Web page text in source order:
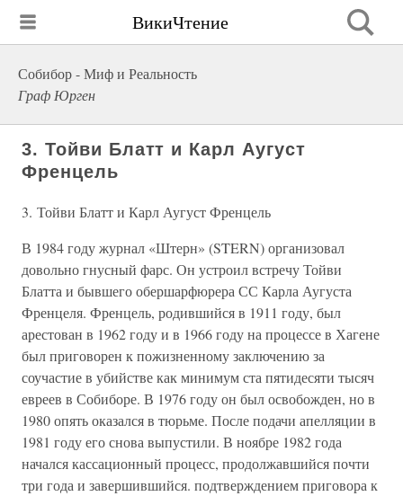
ВикиЧтение
Собибор - Миф и Реальность
Граф Юрген
3. Тойви Блатт и Карл Аугуст
Френцель
3. Тойви Блатт и Карл Аугуст Френцель
В 1984 году журнал «Штерн» (STERN) организовал
довольно гнусный фарс. Он устроил встречу Тойви
Блатта и бывшего обершарфюрера СС Карла Аугуста
Френцеля. Френцель, родившийся в 1911 году, был
арестован в 1962 году и в 1966 году на процессе в Хагене
был приговорен к пожизненному заключению за
соучастие в убийстве как минимум ста пятидесяти тысяч
евреев в Собиборе. В 1976 году он был освобожден, но в
1980 опять оказался в тюрьме. После подачи апелляции в
1981 году его снова выпустили. В ноябре 1982 года
начался кассационный процесс, продолжавшийся почти
три года и завершившийся. подтверждением приговора к